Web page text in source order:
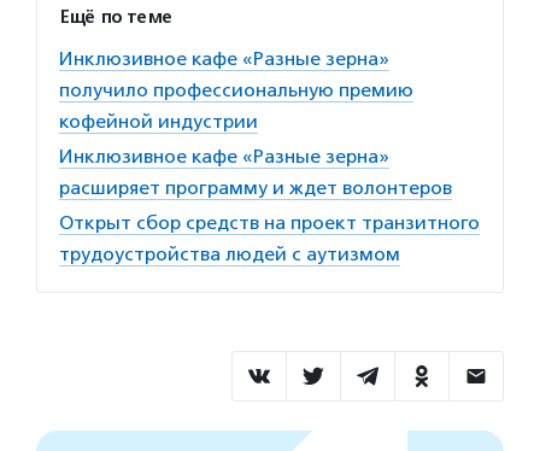
Ещё по теме
Инклюзивное кафе «Разные зерна»
получило профессиональную премию
кофейной индустрии
Инклюзивное кафе «Разные зерна»
расширяет программу и ждет волонтеров
Открыт сбор средств на проект транзитного
трудоустройства людей с аутизмом